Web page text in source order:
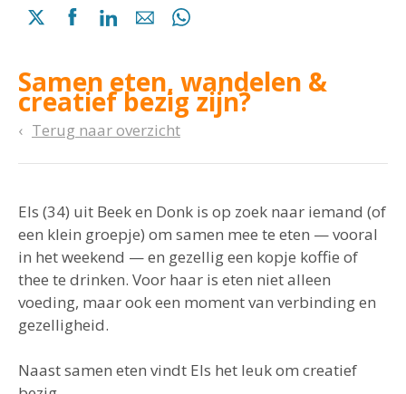
Delen
(opent
in
een
nieuwe
Delen
(opent
in
een
nieuwe
Delen
(opent
in
een
nieuwe
Delen
mail
Delen
(opent
in
een
nieuwe
Samen eten, wandelen &
creatief bezig zijn?
Terug naar overzicht
Els (34) uit Beek en Donk is op zoek naar iemand (of
een klein groepje) om samen mee te eten — vooral
in het weekend — en gezellig een kopje koffie of
thee te drinken. Voor haar is eten niet alleen
voeding, maar ook een moment van verbinding en
gezelligheid.
Naast samen eten vindt Els het leuk om creatief